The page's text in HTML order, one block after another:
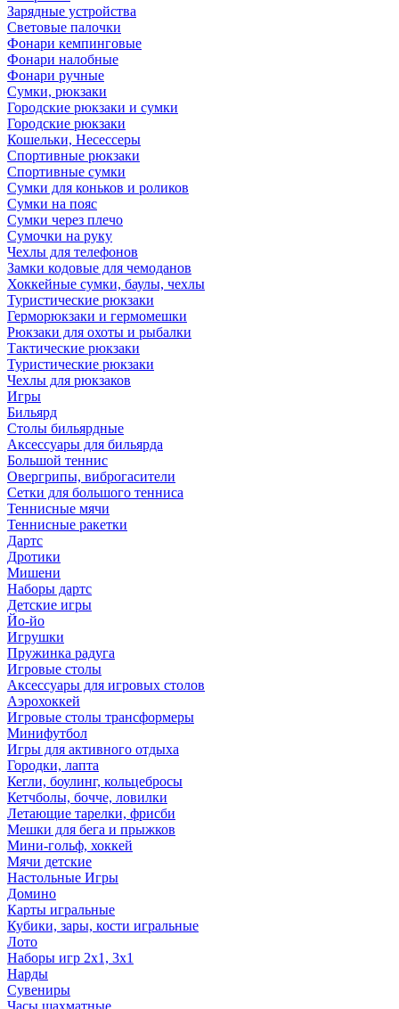
Зарядные устройства
Световые палочки
Фонари кемпинговые
Фонари налобные
Фонари ручные
Сумки, рюкзаки
Городские рюкзаки и сумки
Городские рюкзаки
Кошельки, Несессеры
Спортивные рюкзаки
Спортивные сумки
Сумки для коньков и роликов
Сумки на пояс
Сумки через плечо
Сумочки на руку
Чехлы для телефонов
Замки кодовые для чемоданов
Хоккейные сумки, баулы, чехлы
Туристические рюкзаки
Герморюкзаки и гермомешки
Рюкзаки для охоты и рыбалки
Тактические рюкзаки
Туристические рюкзаки
Чехлы для рюкзаков
Игры
Бильярд
Столы бильярдные
Аксессуары для бильярда
Большой теннис
Овергрипы, виброгасители
Сетки для большого тенниса
Теннисные мячи
Теннисные ракетки
Дартс
Дротики
Мишени
Наборы дартс
Детские игры
Йо-йо
Игрушки
Пружинка радуга
Игровые столы
Аксессуары для игровых столов
Аэрохоккей
Игровые столы трансформеры
Минифутбол
Игры для активного отдыха
Городки, лапта
Кегли, боулинг, кольцебросы
Кетчболы, бочче, ловилки
Летающие тарелки, фрисби
Мешки для бега и прыжков
Мини-гольф, хоккей
Мячи детские
Настольные Игры
Домино
Карты игральные
Кубики, зары, кости игральные
Лото
Наборы игр 2х1, 3х1
Нарды
Сувениры
Часы шахматные